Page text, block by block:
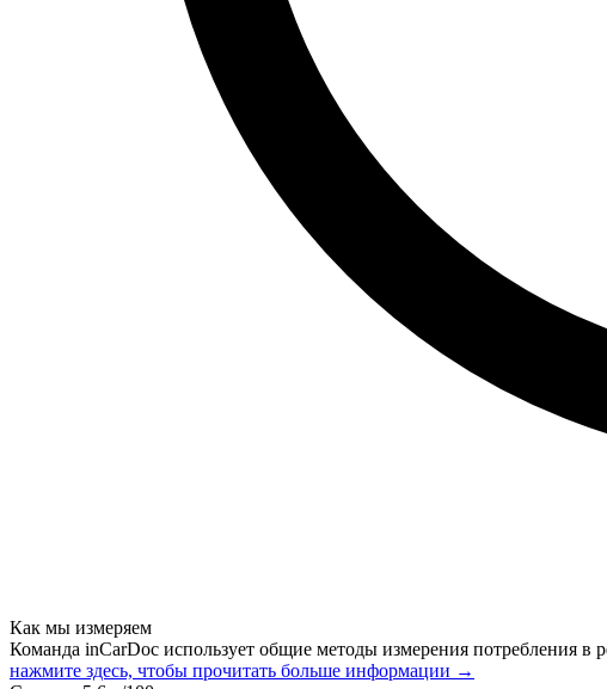
Как мы измеряем
Команда inCarDoc использует общие методы измерения потребления в
нажмите здесь, чтобы прочитать больше информации →